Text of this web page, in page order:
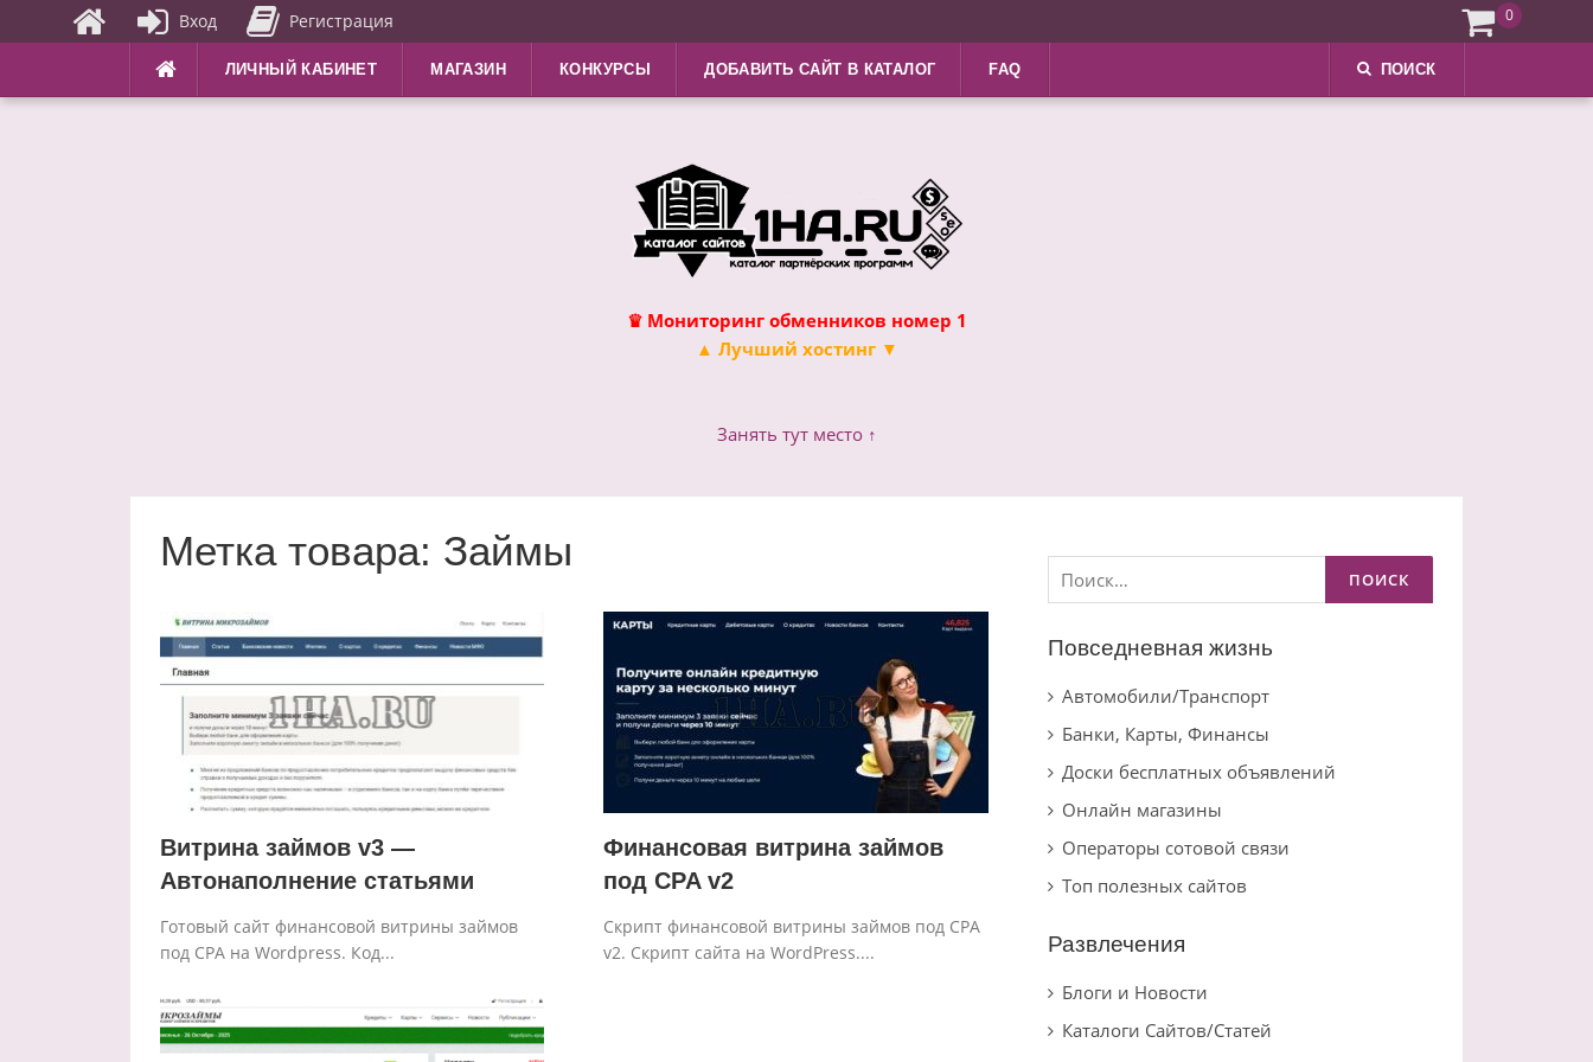
ЛИЧНЫЙ КАБИНЕТ МАГАЗИН КОНКУРСЫ ДОБАВИТЬ САЙТ В КАТАЛОГ FAQ ПОИСК
♛ Мониторинг обменников номер 1
▲ Лучший хостинг ▼
Занять тут место ↑
Метка товара: Займы
Витрина займов v3 —
Автонаполнение статьями
Готовый сайт финансовой витрины займов
под CPA на Wordpress. Код...
Финансовая витрина займов
под CPA v2
Скрипт финансовой витрины займов под CPA
v2. Скрипт сайта на WordPress....
Найти:
Повседневная жизнь
Автомобили/Транспорт
Банки, Карты, Финансы
Доски бесплатных объявлений
Онлайн магазины
Операторы сотовой связи
Топ полезных сайтов
Развлечения
Блоги и Новости
Каталоги Сайтов/Статей
Вход Регистрация 0